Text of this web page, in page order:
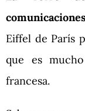
Eiffel de París
que es
francesa.